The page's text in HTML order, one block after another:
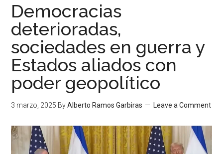
Democracias
deterioradas,
sociedades en guerra y
Estados aliados con
poder geopolítico
3 marzo, 2025 ByAlberto Ramos Garbiras Leave a Comment